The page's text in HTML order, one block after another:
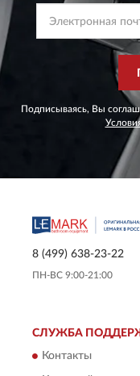
Подписываясь, Вы
8 (499) 638-23-22
ПН-ВС 9:00-21:00
СЛУЖБА
Контакты